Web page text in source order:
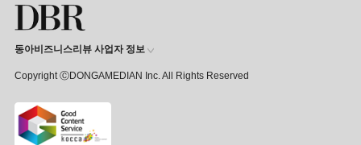
15,000여 건의 DBR 콘텐츠를
동아비즈니스리뷰 사업자 정보
Copyright ⒸDONGAMEDIAN Inc. All Rights Reserved